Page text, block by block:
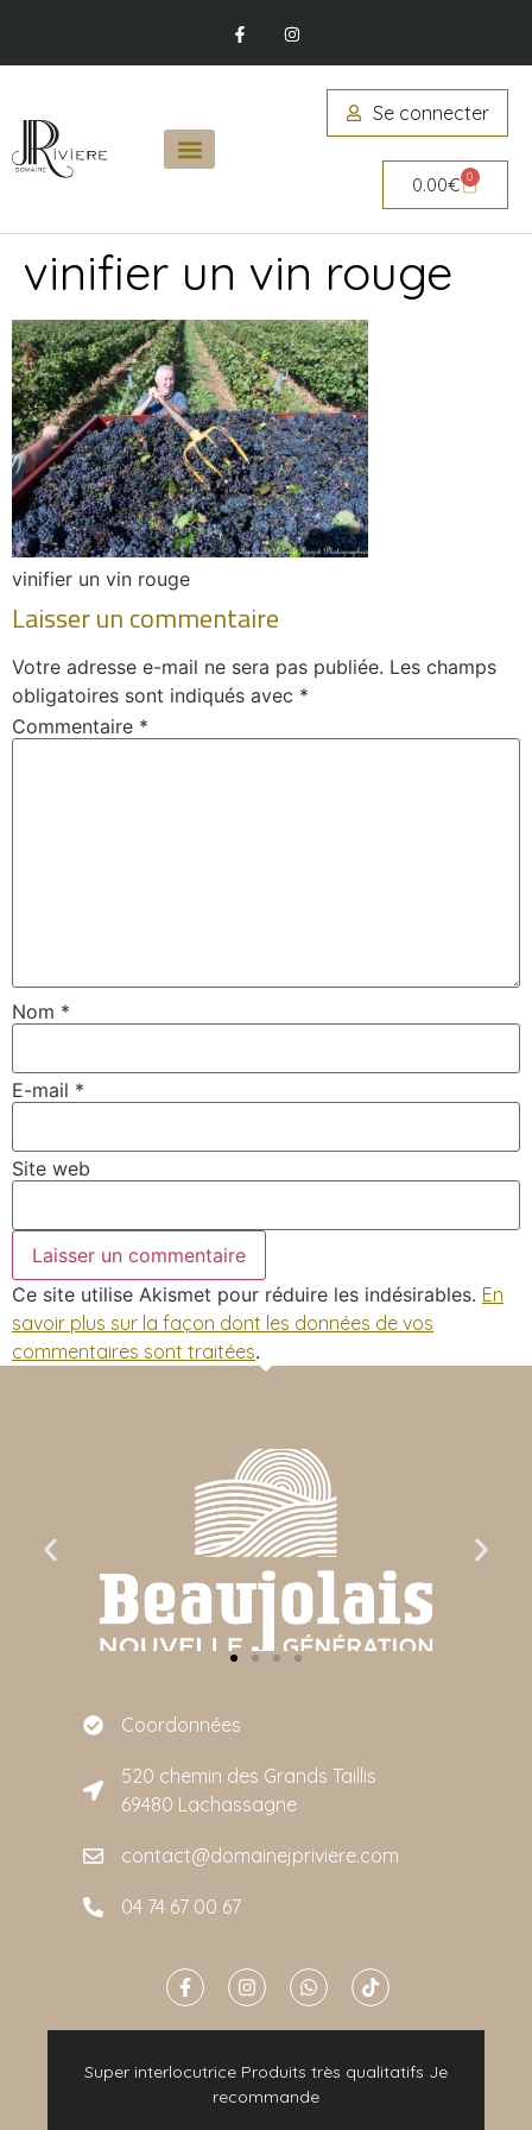
Se connecter
0.00€ 0
vinifier un vin rouge
vinifier un vin rouge
Laisser un commentaire
Votre adresse e-mail ne sera pas publiée. Les champs
obligatoires sont indiqués avec *
Commentaire *
Nom *
E-mail *
Site web
Ce site utilise Akismet pour réduire les indésirables. En
savoir plus sur la façon dont les données de vos
commentaires sont traitées.
Coordonnées
520 chemin des Grands Taillis
69480 Lachassagne
contact@domainejpriviere.com
04 74 67 00 67
Super interlocutrice Produits très qualitatifs Je
recommande